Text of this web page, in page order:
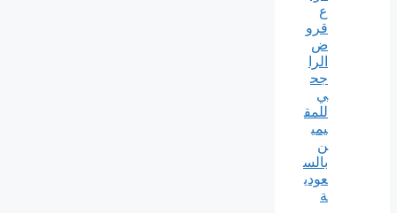
ع
قرو
ض
الرا
جح
ي
للمق
يمي
ن
بالس
عودي
ة